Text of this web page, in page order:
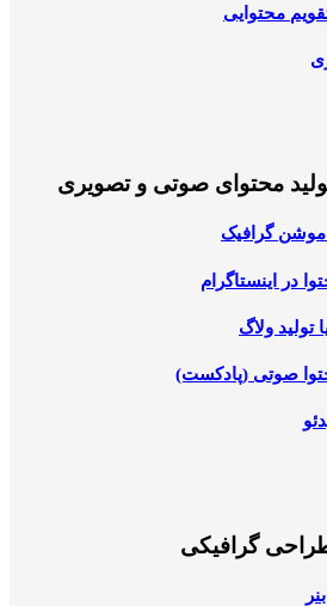
محتوایی
محتوای صوتی و تصویری
گرافیک
در اینستاگرام
تولید ولاگ
صوتی (پادکست)
گرافیکی